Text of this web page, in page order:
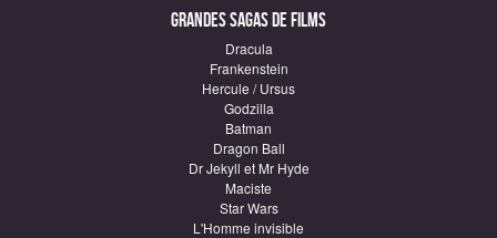
Grandes sagas de Films
Dracula
Frankenstein
Hercule / Ursus
Godzilla
Batman
Dragon Ball
Dr Jekyll et Mr Hyde
Maciste
Star Wars
L'Homme invisible